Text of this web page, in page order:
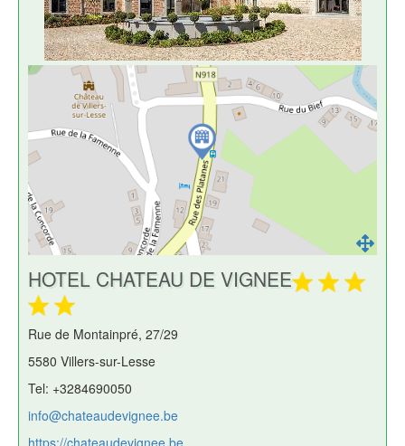
HOTEL CHATEAU DE VIGNEE
Rue de Montainpré, 27/29
5580 Villers-sur-Lesse
Tel: +3284690050
info@chateaudevignee.be
https://chateaudevignee.be